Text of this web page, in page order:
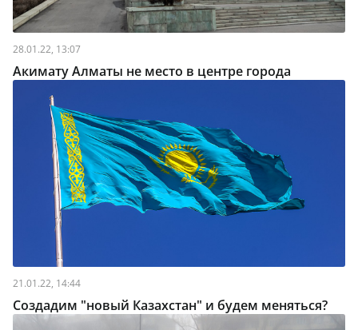
28.01.22, 13:07
Акимату Алматы не место в центре города
21.01.22, 14:44
Создадим "новый Казахстан" и будем меняться?